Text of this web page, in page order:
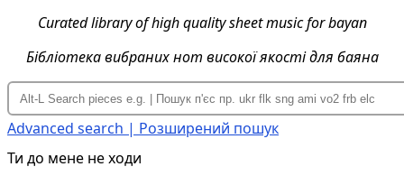
Curated library of high quality sheet music for bayan
Бібліотека вибраних нот високої якості для баяна
Advanced search | Розширений пошук
Ти до мене не ходи